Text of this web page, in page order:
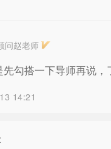
问赵老师
先勾搭一下导师再说，
14:21